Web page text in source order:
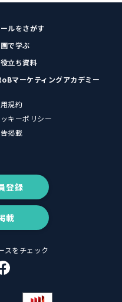
ルをさがす
で学ぶ
立ち資料
マーケティングアカデミー
規約
キーポリシー
掲載
登録
載
スをチェック